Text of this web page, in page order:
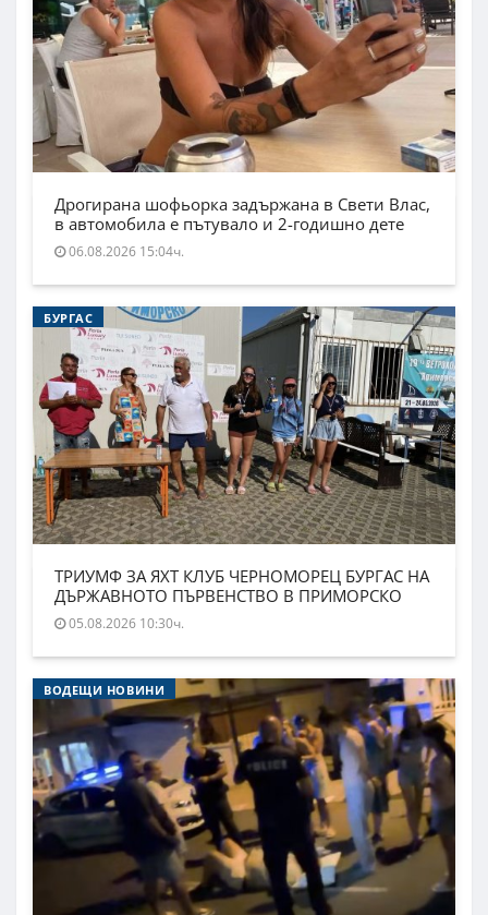
Дрогирана шофьорка задържана в Свети Влас,
в автомобила е пътувало и 2-годишно дете
06.08.2026 15:04ч.
БУРГАС
ТРИУМФ ЗА ЯХТ КЛУБ ЧЕРНОМОРЕЦ БУРГАС НА
ДЪРЖАВНОТО ПЪРВЕНСТВО В ПРИМОРСКО
05.08.2026 10:30ч.
ВОДЕЩИ НОВИНИ